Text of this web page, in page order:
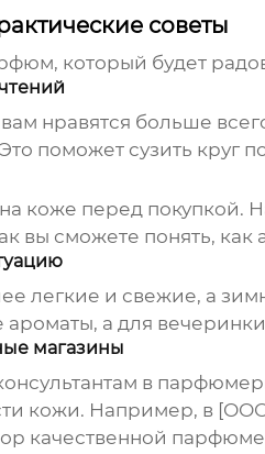
советы
который будет
нравятся больше
поможет сузить круг
коже перед покупкой.
вы сможете понять,
легкие и свежие, а
а для
магазины
в
кожи. Например, в
качественной